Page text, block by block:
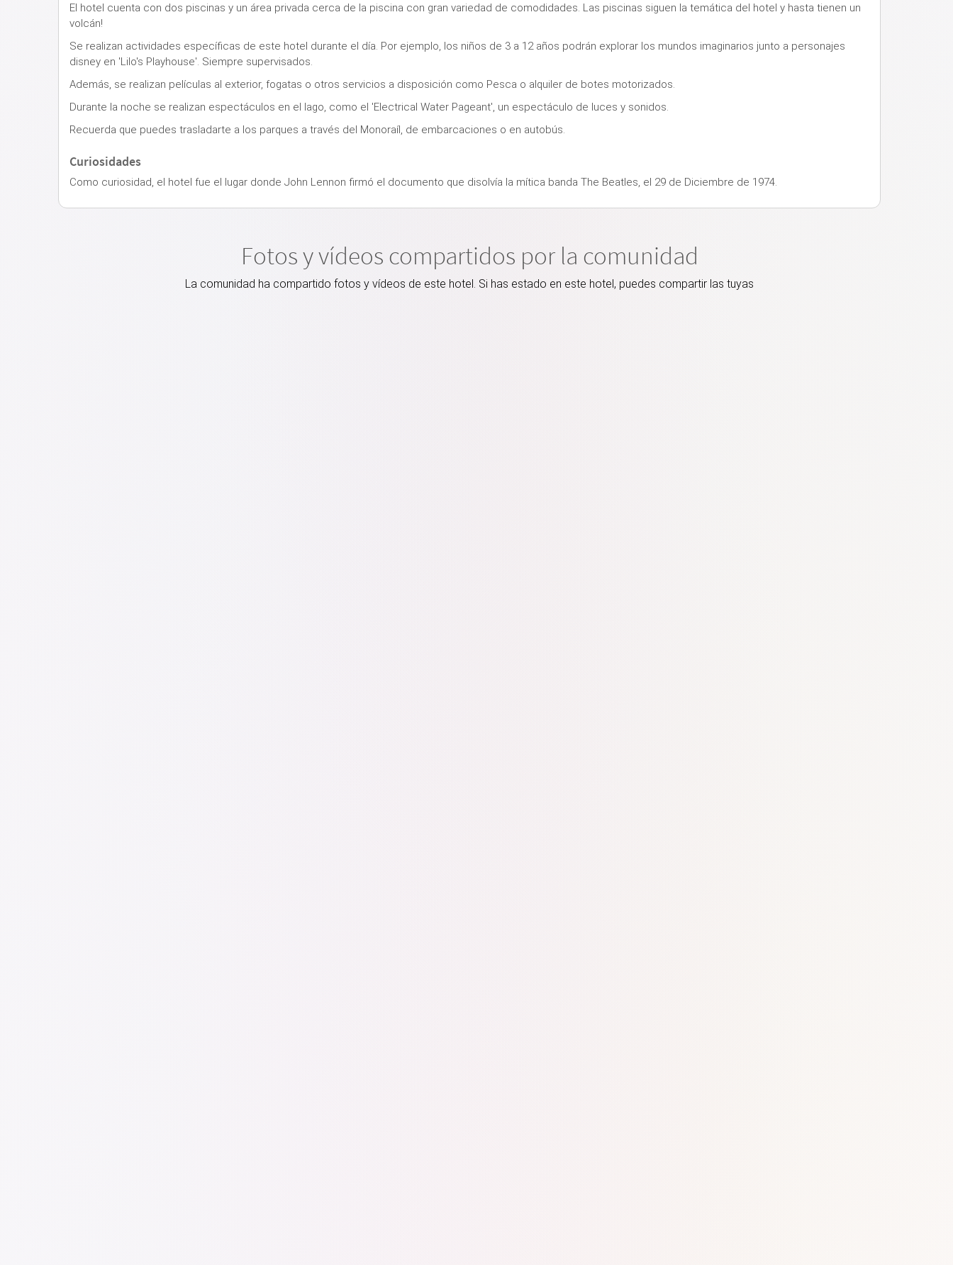
El hotel cuenta con dos piscinas y un área privada cerca de la piscina con gran variedad de comodidades. Las piscinas siguen la temática del hotel y hasta tienen un
volcán!
Se realizan actividades específicas de este hotel durante el día. Por ejemplo, los niños de 3 a 12 años podrán explorar los mundos imaginarios junto a personajes
disney en 'Lilo's Playhouse'. Siempre supervisados.
Además, se realizan películas al exterior, fogatas o otros servicios a disposición como Pesca o alquiler de botes motorizados.
Durante la noche se realizan espectáculos en el lago, como el 'Electrical Water Pageant', un espectáculo de luces y sonidos.
Recuerda que puedes trasladarte a los parques a través del Monoraíl, de embarcaciones o en autobús.
Curiosidades
Como curiosidad, el hotel fue el lugar donde John Lennon firmó el documento que disolvía la mítica banda The Beatles, el 29 de Diciembre de 1974.
Fotos y vídeos compartidos por la comunidad
La comunidad ha compartido fotos y vídeos de este hotel. Si has estado en este hotel, puedes compartir las tuyas